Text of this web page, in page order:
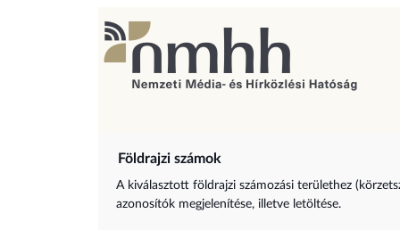
Földrajzi számok
A kiválasztott földrajzi számozási területhez
azonosítók megjelenítése, illetve letöltése.